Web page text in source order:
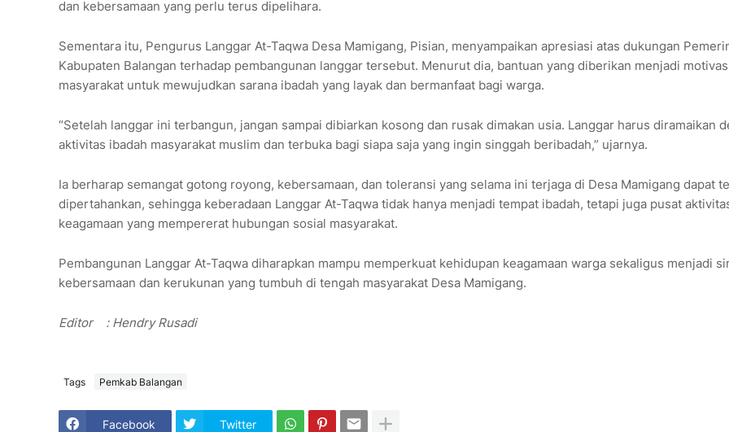
dan kebersamaan yang perlu terus dipelihara.
Sementara itu, Pengurus Langgar At-Taqwa Desa Mamigang, Pisian, menyampaikan apresiasi atas dukungan
Kabupaten Balangan terhadap pembangunan langgar tersebut. Menurut dia, bantuan yang diberikan menjadi
masyarakat untuk mewujudkan sarana ibadah yang layak dan bermanfaat bagi warga.
“Setelah langgar ini terbangun, jangan sampai dibiarkan kosong dan rusak dimakan usia. Langgar harus diramaikan
aktivitas ibadah masyarakat muslim dan terbuka bagi siapa saja yang ingin singgah beribadah,” ujarnya.
Ia berharap semangat gotong royong, kebersamaan, dan toleransi yang selama ini terjaga di Desa Mamigang dapat
dipertahankan, sehingga keberadaan Langgar At-Taqwa tidak hanya menjadi tempat ibadah, tetapi juga pusat
keagamaan yang mempererat hubungan sosial masyarakat.
Pembangunan Langgar At-Taqwa diharapkan mampu memperkuat kehidupan keagamaan warga sekaligus menjadi
kebersamaan dan kerukunan yang tumbuh di tengah masyarakat Desa Mamigang.
Editor: Hendry Rusadi
Tags Pemkab Balangan
Facebook Twitter